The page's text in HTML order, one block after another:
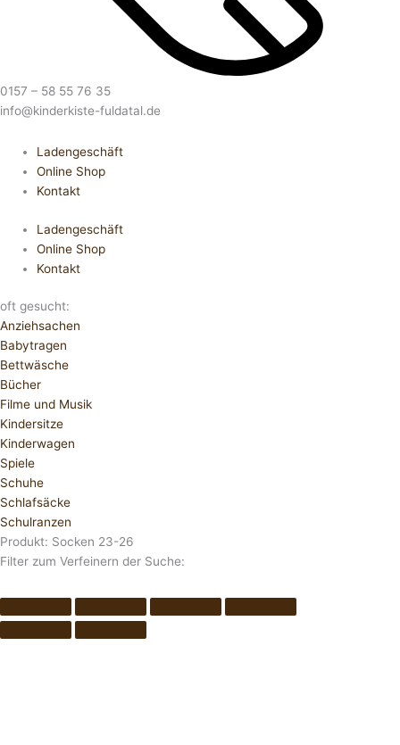
0157 – 58 55 76 35
info@kinderkiste-fuldatal.de
Ladengeschäft
Online Shop
Kontakt
Ladengeschäft
Online Shop
Kontakt
oft gesucht:
Anziehsachen
Babytragen
Bettwäsche
Bücher
Filme und Musik
Kindersitze
Kinderwagen
Spiele
Schuhe
Schlafsäcke
Schulranzen
Produkt: Socken 23-26
Filter zum Verfeinern der Suche: